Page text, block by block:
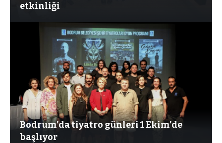
etkinliği
Bodrum’da tiyatro günleri 1 Ekim’de
başlıyor